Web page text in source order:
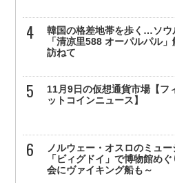
韓国の格差地帯を歩く…ソウ
「清凉里588 オーパルパル
訪ねて
11月9日の仮想通貨市場【フ
ットコインニュース】
ノルウェー・オスロのミュ
「ビィグドイ」で博物館め
会にヴァイキング船も～